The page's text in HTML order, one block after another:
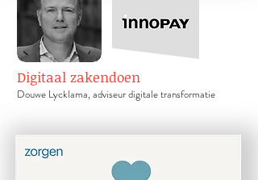
Digitaal zakendoen
Douwe Lycklama, adviseur digitale transformatie